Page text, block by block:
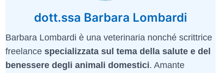
dott.ssa Barbara Lombardi
Barbara Lombardi è una veterinaria nonché scrittrice
freelance specializzata sul tema della salute e del
benessere degli animali domestici. Amante